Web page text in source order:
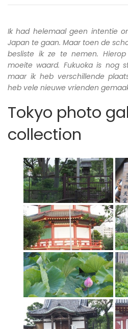
Ik had helemaal geen intentie
Japan te gaan. Maar toen de
besliste ik ze te nemen.
moeite waard. Fukuoka is nog
maar ik heb verschillende
heb vele nieuwe vrienden
Tokyo photo
collection